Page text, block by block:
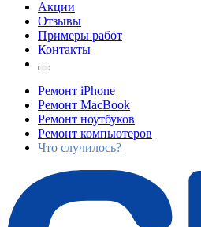
Акции
Отзывы
Примеры работ
Контакты
Ремонт iPhone
Ремонт MacBook
Ремонт ноутбуков
Ремонт компьютеров
Что случилось?